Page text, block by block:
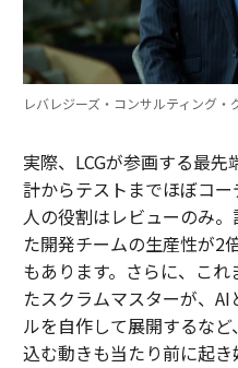
レバレジーズ・コンサルティング
実際、LCGが参画する最
計からテストまでほぼコー
人の役割はレビューのみ
た開発チームの生産性が2
もあります。さらに、こ
たスクラムマスターが、
ルを自作して展開するな
込む動きも当たり前に起き